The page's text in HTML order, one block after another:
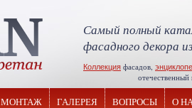
Самый полный
фасадного декора
Коллекция фасадов,
отечественный и
МОНТАЖ ГАЛЕРЕЯ ВОПРОСЫ О